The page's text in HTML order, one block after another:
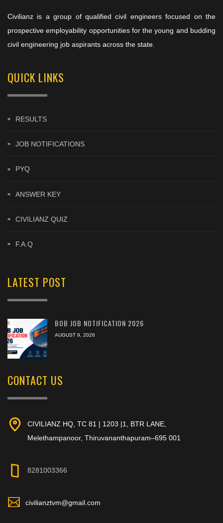
Civilianz is a group of qualified civil engineers focused on the
prospective employability opportunities for the young and budding
civil engineering job aspirants across the state.
QUICK LINKS
RESULTS
JOB NOTIFICATIONS
PYQ
ANSWER KEY
CIVILIANZ QUIZ
F.A.Q
LATEST POST
BOB JOB NOTIFICATION 2026
AUGUST 9, 2026
CONTACT US
CIVILIANZ HQ, TC 81 | 1203 |1, BTR LANE,
Melethampanoor, Thiruvananthapuram–695 001
8281003366
civilianztvm@gmail.com